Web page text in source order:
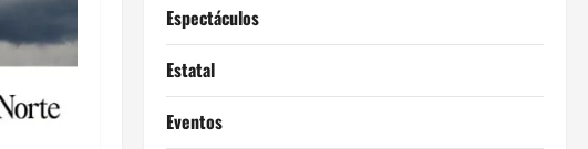
Espectáculos
Estatal
Eventos